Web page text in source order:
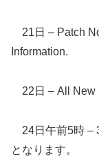
21日 – Patch
Information.
22日 – All New
24日午前5時 –
となります。